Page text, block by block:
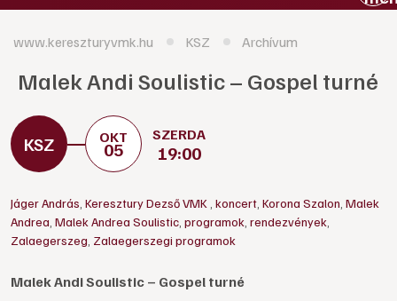
www.kereszturyvmk.hu KSZ Archívum
Malek Andi Soulistic – Gospel turné
OKT
05
SZERDA
19:00
Jáger András Keresztury Dezső VMK koncert Korona Szalon Malek
Andrea Malek Andrea Soulistic programok rendezvények
Zalaegerszeg Zalaegerszegi programok
Malek Andi Soulistic – Gospel turné